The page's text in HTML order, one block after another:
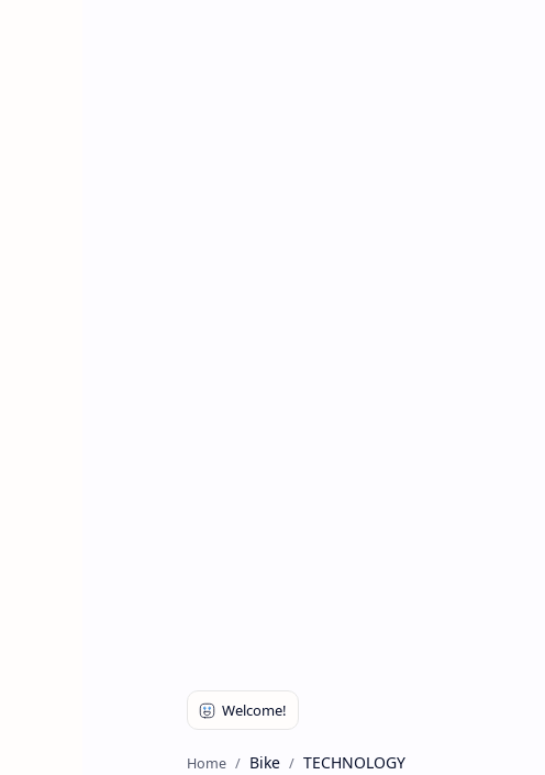
Home Bike TECHNOLOGY